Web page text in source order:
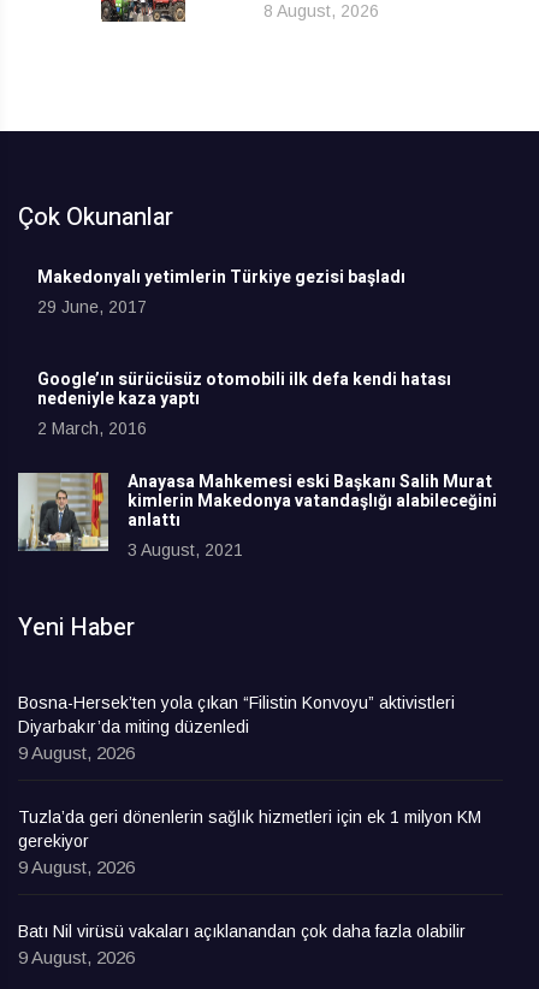
8 August, 2026
Çok Okunanlar
Makedonyalı yetimlerin Türkiye gezisi başladı
29 June, 2017
Google’ın sürücüsüz otomobili ilk defa kendi hatası
nedeniyle kaza yaptı
2 March, 2016
Anayasa Mahkemesi eski Başkanı Salih Murat
kimlerin Makedonya vatandaşlığı alabileceğini
anlattı
3 August, 2021
Yeni Haber
Bosna-Hersek’ten yola çıkan “Filistin Konvoyu” aktivistleri
Diyarbakır’da miting düzenledi
9 August, 2026
Tuzla’da geri dönenlerin sağlık hizmetleri için ek 1 milyon KM
gerekiyor
9 August, 2026
Batı Nil virüsü vakaları açıklanandan çok daha fazla olabilir
9 August, 2026